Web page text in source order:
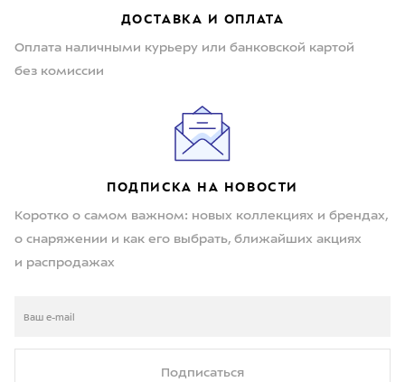
ДОСТАВКА И ОПЛАТА
Оплата наличными курьеру или банковской картой
без комиссии
ПОДПИСКА НА НОВОСТИ
Коротко о самом важном: новых коллекциях и брендах,
о снаряжении и как его выбрать, ближайших акциях
и распродажах
Подписаться